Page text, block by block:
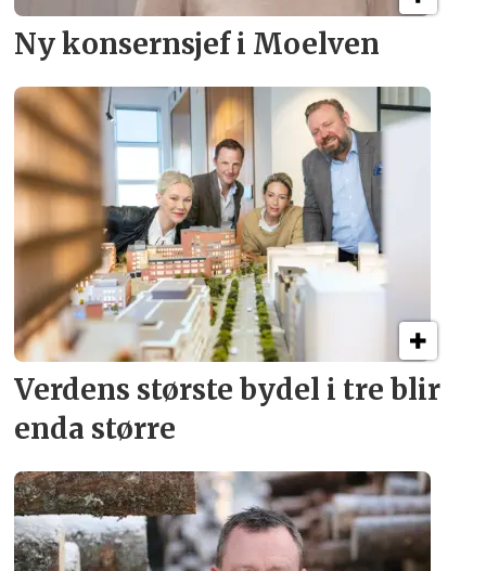
Ny konsern­sjef i Moelven
Verdens største bydel i tre blir
enda større